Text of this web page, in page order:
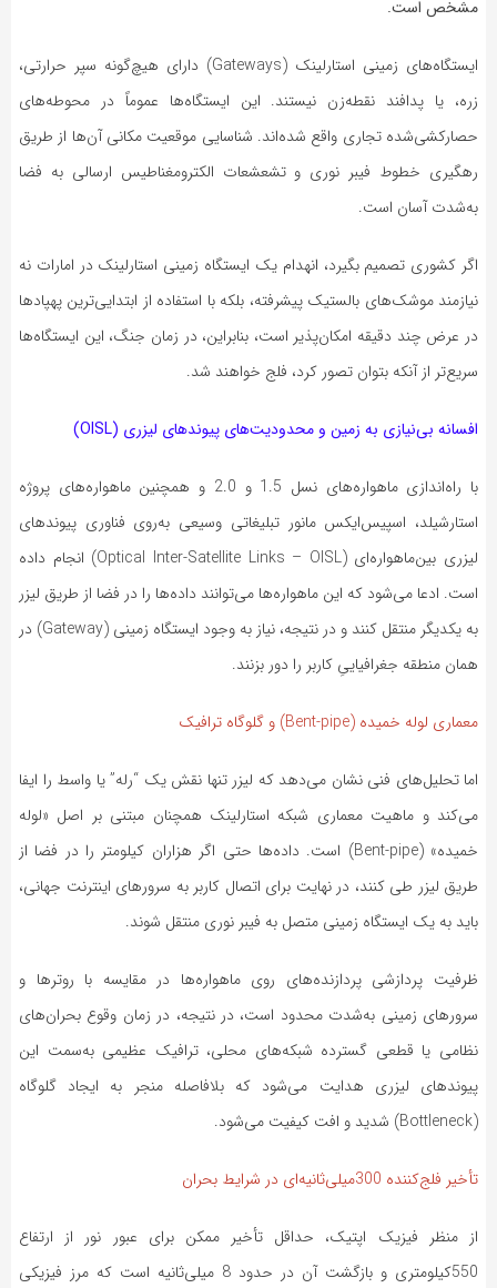
مشخص است.
ایستگاه‌های زمینی استارلینک (Gateways) دارای هیچ‌گونه سپر حرارتی،
زره، یا پدافند نقطه‌زن نیستند. این ایستگاه‌ها عموماً در محوطه‌های
حصارکشی‌شده تجاری واقع شده‌اند. شناسایی موقعیت مکانی آن‌ها از طریق
رهگیری خطوط فیبر نوری و تشعشعات الکترومغناطیس ارسالی به فضا
به‌شدت آسان است.
اگر کشوری تصمیم بگیرد، انهدام یک ایستگاه زمینی استارلینک در امارات نه
نیازمند موشک‌های بالستیک پیشرفته، بلکه با استفاده از ابتدایی‌ترین پهپادها
در عرض چند دقیقه امکان‌پذیر است، بنابراین، در زمان جنگ، این ایستگاه‌ها
سریع‌تر از آنکه بتوان تصور کرد، فلج خواهند شد.
افسانه بی‌نیازی به زمین و محدودیت‌های پیوندهای لیزری (OISL)
با راه‌اندازی ماهواره‌های نسل 1.5 و 2.0 و همچنین ماهواره‌های پروژه
استارشیلد، اسپیس‌ایکس مانور تبلیغاتی وسیعی به‌روی فناوری پیوندهای
لیزری بین‌ماهواره‌ای (Optical Inter-Satellite Links – OISL) انجام داده
است. ادعا می‌شود که این ماهواره‌ها می‌توانند داده‌ها را در فضا از طریق لیزر
به یکدیگر منتقل کنند و در نتیجه، نیاز به وجود ایستگاه زمینی (Gateway) در
همان منطقه جغرافیاییِ کاربر را دور بزنند.
معماری لوله خمیده (Bent-pipe) و گلوگاه ترافیک
اما تحلیل‌های فنی نشان می‌دهد که لیزر تنها نقش یک “رله” یا واسط را ایفا
می‌کند و ماهیت معماری شبکه استارلینک همچنان مبتنی بر اصل «لوله
خمیده» (Bent-pipe) است. داده‌ها حتی اگر هزاران کیلومتر را در فضا از
طریق لیزر طی کنند، در نهایت برای اتصال کاربر به سرورهای اینترنت جهانی،
باید به یک ایستگاه زمینی متصل به فیبر نوری منتقل شوند.
ظرفیت پردازشی پردازنده‌های روی ماهواره‌ها در مقایسه با روترها و
سرورهای زمینی به‌شدت محدود است، در نتیجه، در زمان وقوع بحران‌های
نظامی یا قطعی گسترده شبکه‌های محلی، ترافیک عظیمی به‌سمت این
پیوندهای لیزری هدایت می‌شود که بلافاصله منجر به ایجاد گلوگاه
(Bottleneck) شدید و افت کیفیت می‌شود.
تأخیر فلج‌کننده 300میلی‌ثانیه‌ای در شرایط بحران
از منظر فیزیک اپتیک، حداقل تأخیر ممکن برای عبور نور از ارتفاع
550کیلومتری و بازگشت آن در حدود 8 میلی‌ثانیه است که مرز فیزیکی